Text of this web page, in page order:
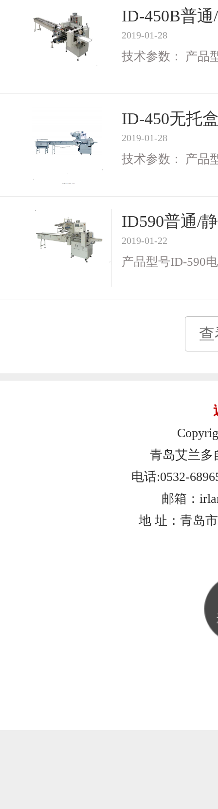
ID-450B普
2019-01-28
技术参数： 产品
ID-450无托
2019-01-28
技术参数： 产品
ID590普通/
2019-01-22
产品型号ID-590
青岛艾兰多
电话:0532-
邮箱：
地 址：青岛